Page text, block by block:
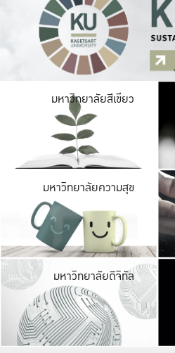
มหาวิทยาลัยสีเขียว
มหาวิทยาลัยความสุข
มหาวิทยาลัยดิจิทัล